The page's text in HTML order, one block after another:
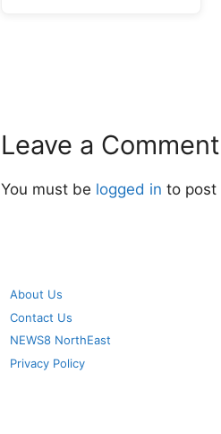
Leave a Comment
You must be logged in to post
About Us
Contact Us
NEWS8 NorthEast
Privacy Policy